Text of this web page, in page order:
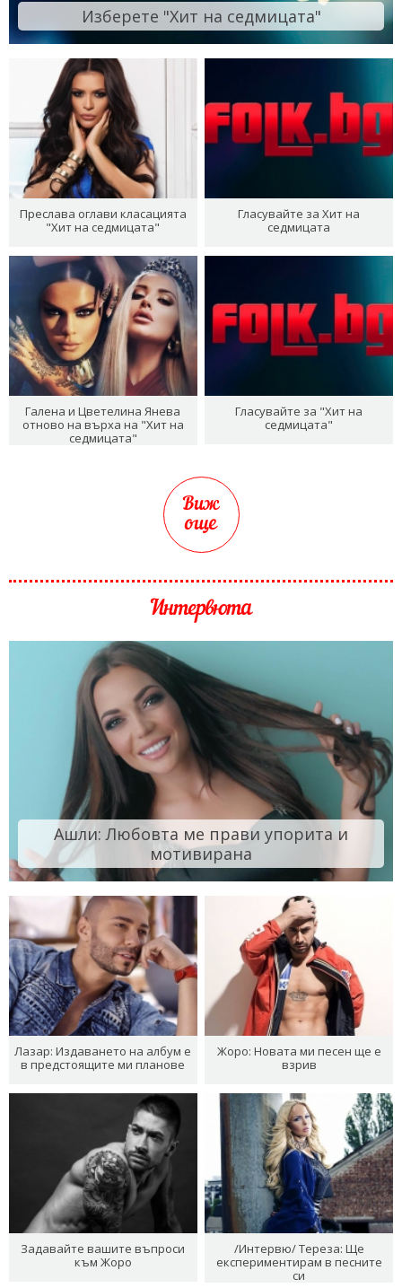
Изберете "Хит на седмицата"
Преслава оглави класацията
"Хит на седмицата"
Гласувайте за Хит на
седмицата
Галена и Цветелина Янева
отново на върха на "Хит на
седмицата"
Гласувайте за "Хит на
седмицата"
Виж
още
Интервюта
Ашли: Любовта ме прави упорита и
мотивирана
Лазар: Издаването на албум е
в предстоящите ми планове
Жоро: Новата ми песен ще е
взрив
Задавайте вашите въпроси
към Жоро
/Интервю/ Тереза: Ще
експериментирам в песните
си